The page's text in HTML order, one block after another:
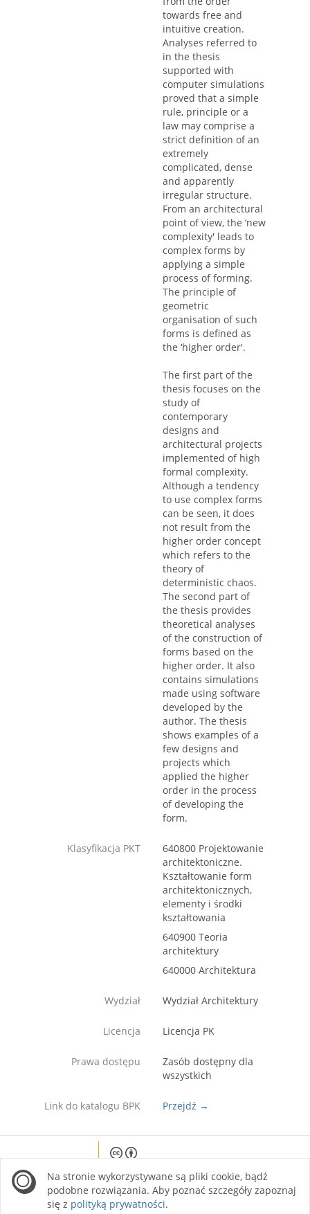
towards free and
intuitive creation.
Analyses referred to
in the thesis
supported with
computer simulations
proved that a simple
rule, principle or a
law may comprise a
strict definition of an
extremely
complicated, dense
and apparently
irregular structure.
From an architectural
point of view, the ‘new
complexity' leads to
complex forms by
applying a simple
process of forming.
The principle of
geometric
organisation of such
forms is defined as
the ‘higher order'.
The first part of the
thesis focuses on the
study of
contemporary
designs and
architectural projects
implemented of high
formal complexity.
Although a tendency
to use complex forms
can be seen, it does
not result from the
higher order concept
which refers to the
theory of
deterministic chaos.
The second part of
the thesis provides
theoretical analyses
of the construction of
forms based on the
higher order. It also
contains simulations
made using software
developed by the
author. The thesis
shows examples of a
few designs and
projects which
applied the higher
order in the process
of developing the
form.
Klasyfikacja PKT
640800 Projektowanie
architektoniczne.
Kształtowanie form
architektonicznych,
elementy i środki
kształtowania
640900 Teoria
architektury
640000 Architektura
Wydział Wydział Architektury
Licencja Licencja PK
Prawa dostępu
Zasób dostępny dla
wszystkich
Link do katalogu BPK Przejdź →
site is licensed under a Creative Commons
Attribution 4.0 International license.
Na stronie wykorzystywane są pliki cookie, bądź
podobne rozwiązania. Aby poznać szczegóły zapoznaj
się z polityką prywatności.